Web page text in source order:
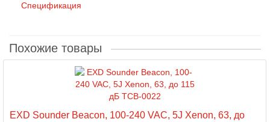
Спецификация
Похожие товары
EXD Sounder Beacon, 100-240 VAC, 5J Xenon, 63, до